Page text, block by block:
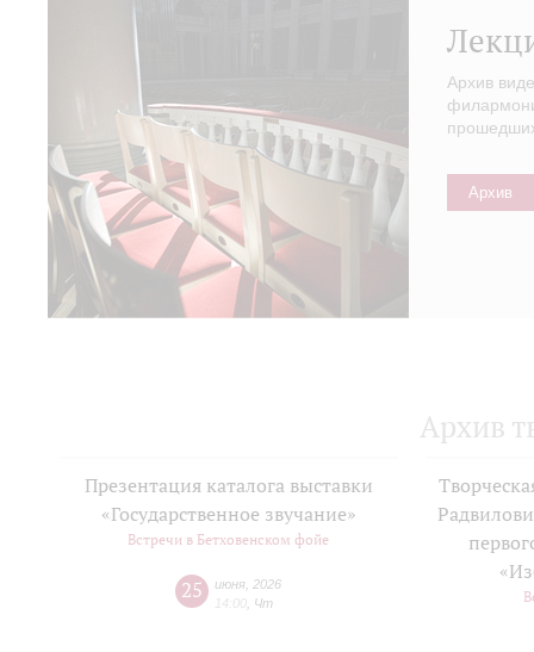
Архив
Архив
Архив
Презентация каталога выставки
«Государственное звучание»
Встречи в Бетховенском фойе
25 июня 2026
Чт